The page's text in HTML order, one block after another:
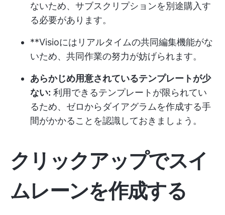
ないため、サブスクリプションを別途購入す
る必要があります。
**Visioにはリアルタイムの共同編集機能がな
いため、共同作業の努力が妨げられます。
あらかじめ用意されているテンプレートが少
ない: 利用できるテンプレートが限られてい
るため、ゼロからダイアグラムを作成する手
間がかかることを認識しておきましょう。
クリックアップでスイ
ムレーンを作成する